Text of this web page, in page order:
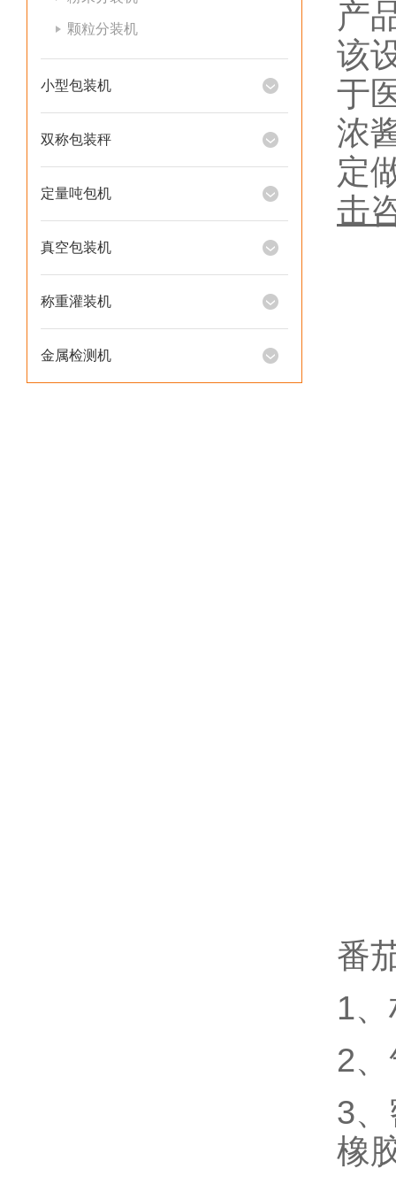
颗粒分装机
小型包装机
双称包装秤
定量吨包机
真空包装机
称重灌装机
金属检测机
产
该
于
浓
定
击
番
1
2
3
橡